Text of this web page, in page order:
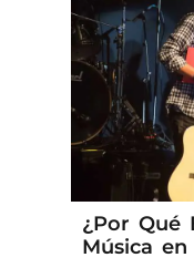
¿Por Qué
Música en